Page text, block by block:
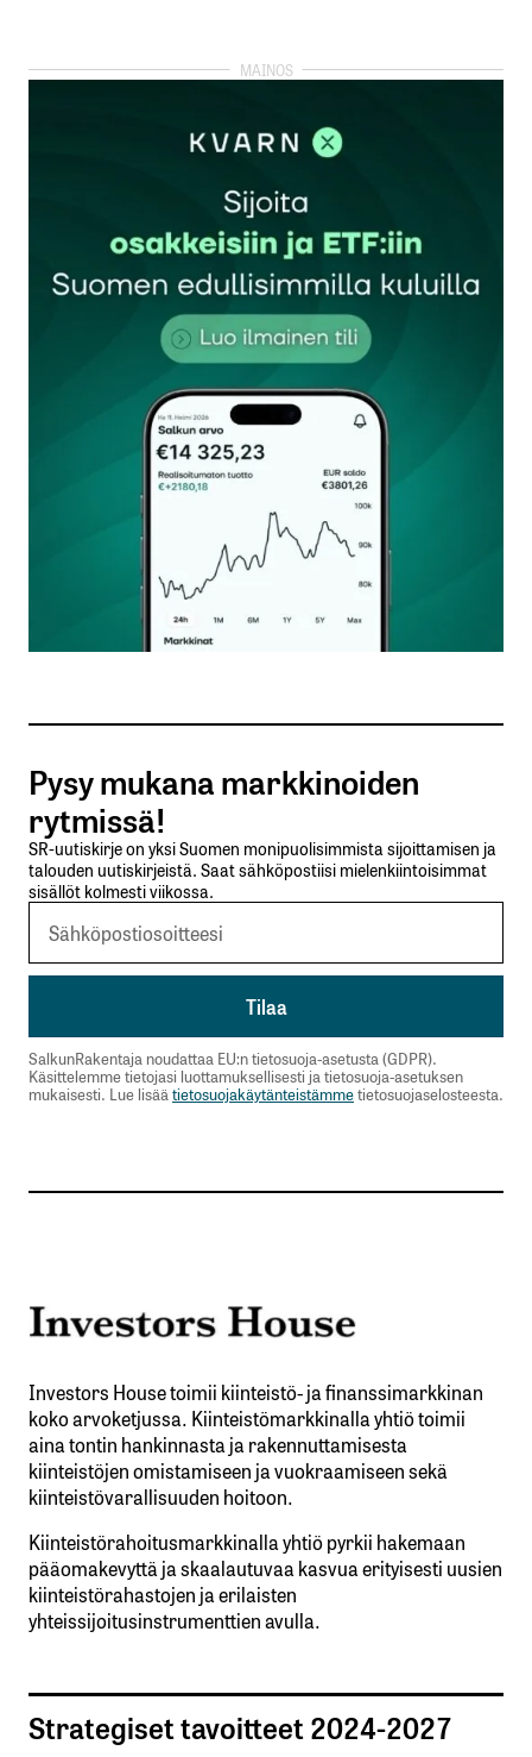
kirjautua
rekisteröityä
Sähköpostiosoitettasi ei julkaista.Pakolliset
kentät on merkitty*
Kommentti*
Nimesi tai nimimerkkisi
Sähköpostiosoitteesi
Tilaa SalkunRakentajan uutiskirje
Lähetä kommentti
Pysy mukana markkinoiden
rytmissä!
SR-uutiskirje on yksi Suomen monipuolisimmista sijoittamisen ja
talouden uutiskirjeistä. Saat sähköpostiisi mielenkiintoisimmat
sisällöt kolmesti viikossa.
SalkunRakentaja noudattaa EU:n tietosuoja-asetusta (GDPR).
Käsittelemme tietojasi luottamuksellisesti ja tietosuoja-asetuksen
mukaisesti. Lue lisäätietosuojakäytänteistämmetietosuojaselosteesta.
Investors House toimii kiinteistö- ja finanssimarkkinan
koko arvoketjussa. Kiinteistömarkkinalla yhtiö toimii
aina tontin hankinnasta ja rakennuttamisesta
kiinteistöjen omistamiseen ja vuokraamiseen sekä
kiinteistövarallisuuden hoitoon.
Kiinteistörahoitusmarkkinalla yhtiö pyrkii hakemaan
pääomakevyttä ja skaalautuvaa kasvua erityisesti uusien
kiinteistörahastojen ja erilaisten
yhteissijoitusinstrumenttien avulla.
Strategiset tavoitteet 2024-2027